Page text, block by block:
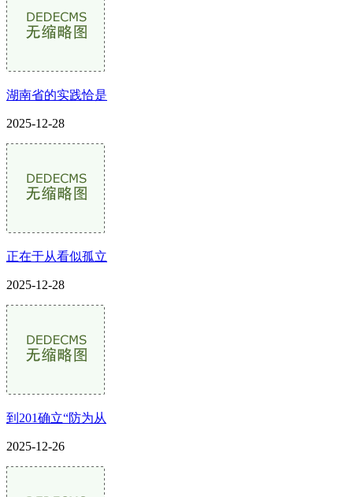
湖南省的实践恰是
2025-12-28
正在于从看似孤立
2025-12-28
到201确立“防为从
2025-12-26